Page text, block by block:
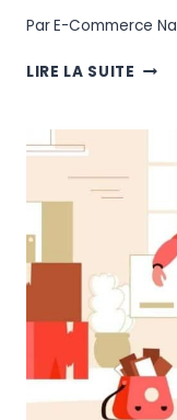
ParE-Commerce
LIRE LA SUITE
ÉCO-
E-
?